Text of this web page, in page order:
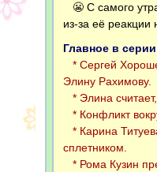
😬 С самого
из-за её реакции
Главное в
* Сергей
Элину Рахимову.
* Элина
* Конфликт
* Карина
сплетником.
* Рома Кузин